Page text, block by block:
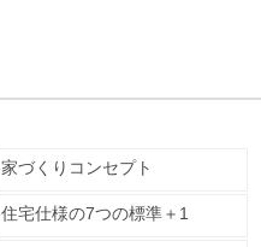
家づくりコンセプト
住宅仕様の7つの標準＋1